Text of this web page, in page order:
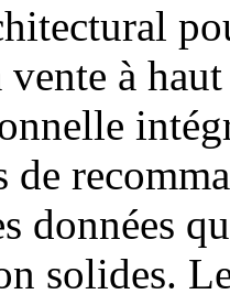
vente à
de
données
solides.